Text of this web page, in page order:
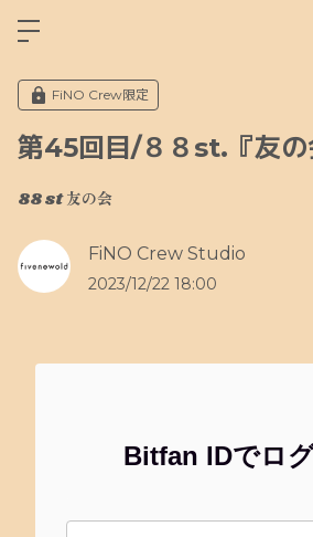
FiNO Crew限定
第45回目/８８st.『友の
88 st 友の会
FiNO Crew Studio
2023/12/22 18:00
Bitfan IDでロ